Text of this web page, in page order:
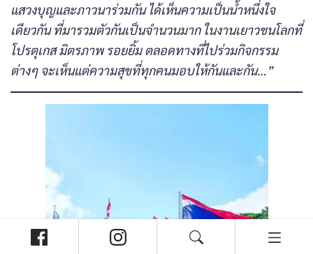
แสวงบุญและภาวนาร่วมกัน ได้เห็นความเป็นน้ำหนึ่งใจ
เดียวกัน ที่มารวมตัวกันเป็นจำนวนมาก ในงานเยาวชนโลกที่
โปรตุเกส มิตรภาพ รอยยิ้ม ตลอดทางที่ไปร่วมกิจกรรม
ต่างๆ จะเห็นแต่ความสุขที่ทุกคนมอบให้กันและกัน…”